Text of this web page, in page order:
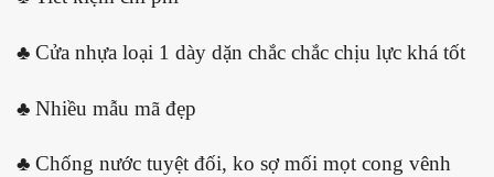
♣ Cửa nhựa loại 1 dày dặn chắc chắc chịu lực khá tốt
♣ Nhiều mẫu mã đẹp
♣ Chống nước tuyệt đối, ko sợ mối mọt cong vênh